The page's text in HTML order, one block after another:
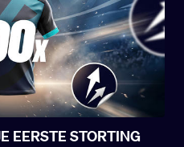
EERSTE STORTING